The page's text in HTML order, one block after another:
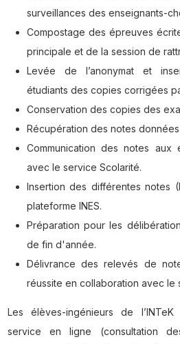
surveillances des enseignants-
Compostage des épreuves
principale et de la session de
Levée de l’anonymat et
étudiants des copies corrigées
Conservation des copies des
Récupération des notes
Communication des notes aux
avec le service Scolarité.
Insertion des différentes notes
plateforme INES.
Préparation pour les
de fin d'année.
Délivrance des relevés de
réussite en collaboration avec le
Les élèves-ingénieurs de
service en ligne (consultation